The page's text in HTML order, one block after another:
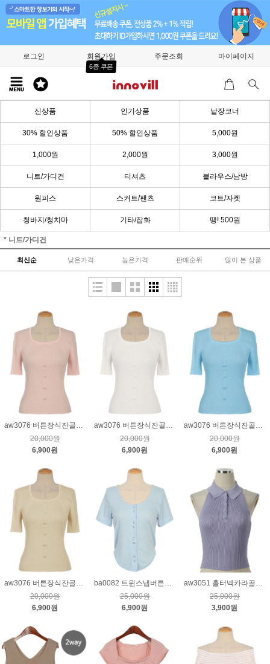
로그인 회원가입
6종 쿠폰
주문조회 마이페이지
신상품 인기상품 낱장코너
30% 할인상품 50% 할인상품 5,000원
1,000원 2,000원 3,000원
니트/가디건 티셔츠 블라우스/남방
원피스 스커트/팬츠 코트/자켓
청바지/청치마 기타/잡화 땡! 500원
* 니트/가디건
최신순 낮은가격 높은가격 판매순위 많이 본 상품
aw3076 버튼장식잔골지니트_핑크
20,000원
6,900원
aw3076 버튼장식잔골지니트_크림
20,000원
6,900원
aw3076 버튼장식잔골지니트_블루
20,000원
6,900원
20,000원
6,900원
25,000원
6,900원
25,000원
3,900원